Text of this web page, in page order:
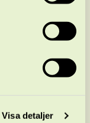
Visa detaljer